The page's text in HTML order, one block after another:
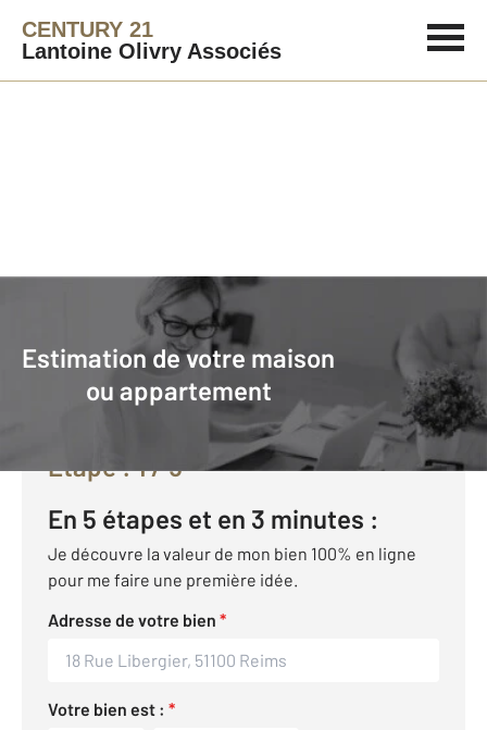
CENTURY 21
Lantoine Olivry Associés
Estimation de votre maison
ou appartement
Vendre avec CENTURY 21 Lantoine Olivry Associés
Faire estimer son bien avec
CENTURY 21 :
Etape :1/ 5
En 5 étapes et en 3 minutes :
Je découvre la valeur de mon bien 100% en ligne
pour me faire une première idée.
Adresse de votre bien *
Votre bien est : *